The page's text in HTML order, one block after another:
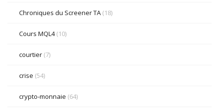
Chroniques du Screener TA (18)
Cours MQL4(10)
courtier (7)
crise (54)
crypto-monnaie (64)